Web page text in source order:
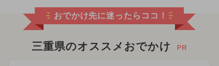
おでかけ先に迷ったらココ！
三重県のオススメおでかけ PR